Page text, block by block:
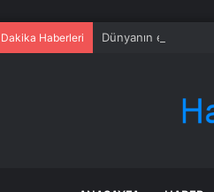
Haberleri Dünyanın en uzun